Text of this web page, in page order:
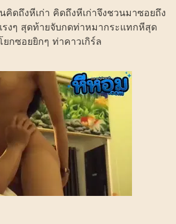
อกันนานคิดถึงหีเก่า คู่รัก
นัดซอยหีถึงบ้านด้วย
คิดถึงหีเก่า คิดถึงหีเก่าจึงชวนมาซอยถึง
งๆ สุดท้ายจับกดท่าหมากระแทกหีสุด
กซอยยิกๆ ท่าคาวเกิร์ล